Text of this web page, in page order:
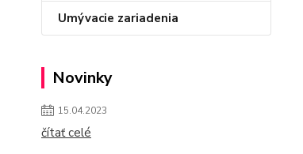
Umývacie zariadenia
Novinky
15.04.2023
čítať celé